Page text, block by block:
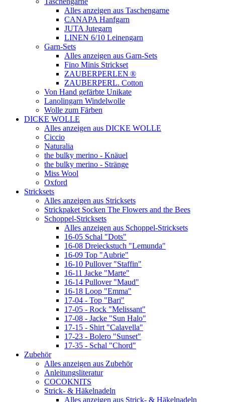
Alles anzeigen aus Taschengarne
CANAPA Hanfgarn
JUTA Jutegarn
LINEN 6/10 Leinengarn
Garn-Sets
Alles anzeigen aus Garn-Sets
Fino Minis Strickset
ZAUBERPERLEN ®
ZAUBERPERL. Cotton
Von Hand gefärbte Unikate
Lanolingarn Windelwolle
Wolle zum Färben
DICKE WOLLE
Alles anzeigen aus DICKE WOLLE
Ciccio
Naturalia
the bulky merino - Knäuel
the bulky merino - Stränge
Miss Wool
Oxford
Stricksets
Alles anzeigen aus Stricksets
Strickpaket Socken The Flowers and the Bees
Schoppel-Stricksets
Alles anzeigen aus Schoppel-Stricksets
16-05 Schal "Dots"
16-08 Dreieckstuch "Lemunda"
16-09 Top "Aubrie"
16-10 Pullover "Staffin"
16-11 Jacke "Marte"
16-14 Pullover "Maud"
16-18 Loop "Emma"
17-04 - Top "Bari"
17-05 - Rock "Melissant"
17-08 - Jacke "Sun Halo"
17-15 - Shirt "Calavella"
17-23 - Bolero "Sunset"
17-35 - Schal "Chord"
Zubehör
Alles anzeigen aus Zubehör
Anleitungsliteratur
COCOKNITS
Strick- & Häkelnadeln
Alles anzeigen aus Strick- & Häkelnadeln